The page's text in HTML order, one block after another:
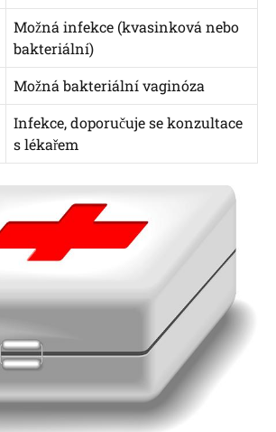
Možná infekce (kvasinková nebo
bakteriální)
Možná bakteriální vaginóza
Infekce, doporučuje se konzultace
s lékařem